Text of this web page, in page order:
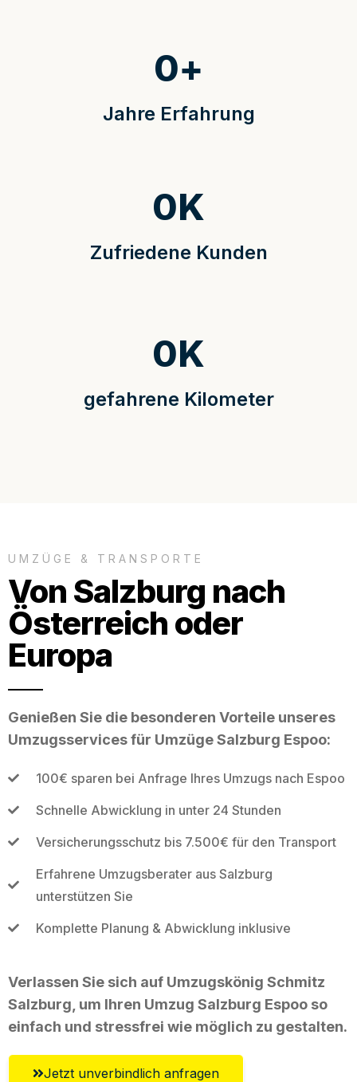
Jahre Erfahrung
0+
Zufriedene Kunden
0K
gefahrene Kilometer
0K
UMZÜGE & TRANSPORTE
Von Salzburg nach
Österreich oder
Europa
Genießen Sie die besonderen Vorteile unseres
Umzugsservices für Umzüge Salzburg Espoo:
100€ sparen bei Anfrage Ihres Umzugs nach Espoo
Schnelle Abwicklung in unter 24 Stunden
Versicherungsschutz bis 7.500€ für den Transport
Erfahrene Umzugsberater aus Salzburg
unterstützen Sie
Komplette Planung & Abwicklung inklusive
Verlassen Sie sich auf Umzugskönig Schmitz
Salzburg, um Ihren Umzug Salzburg Espoo so
einfach und stressfrei wie möglich zu gestalten.
Jetzt unverbindlich anfragen